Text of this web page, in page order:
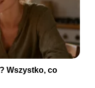
Wszystko, co